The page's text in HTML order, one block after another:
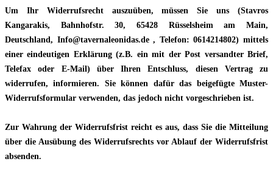
Um Ihr Widerrufsrecht auszuüben, müssen Sie uns (Stavros
Kangarakis, Bahnhofstr. 30, 65428 Rüsselsheim am Main,
Deutschland, Info@tavernaleonidas.de , Telefon: 0614214802) mittels
einer eindeutigen Erklärung (z.B. ein mit der Post versandter Brief,
Telefax oder E-Mail) über Ihren Entschluss, diesen Vertrag zu
widerrufen, informieren. Sie können dafür das beigefügte Muster-
Widerrufsformular verwenden, das jedoch nicht vorgeschrieben ist.
Zur Wahrung der Widerrufsfrist reicht es aus, dass Sie die Mitteilung
über die Ausübung des Widerrufsrechts vor Ablauf der Widerrufsfrist
absenden.